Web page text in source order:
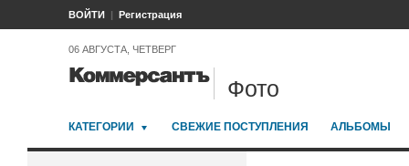
ВОЙТИ Регистрация
06 АВГУСТА, ЧЕТВЕРГ
Фото
КАТЕГОРИИ СВЕЖИЕ ПОСТУПЛЕНИЯ АЛЬБОМЫ